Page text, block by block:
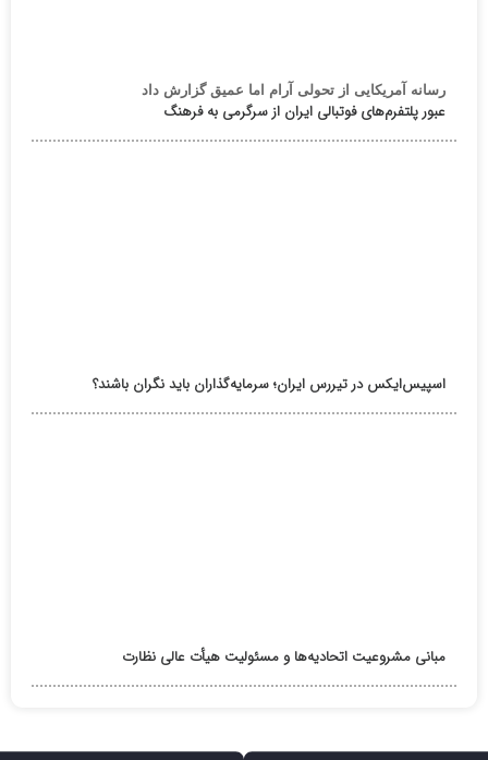
رسانه آمریکایی از تحولی آرام اما عمیق گزارش داد
عبور پلتفرم‌های فوتبالی ایران از سرگرمی به فرهنگ
اسپیس‌ایکس در تیررس ایران؛ سرمایه‌گذاران باید نگران باشند؟
مبانی مشروعیت اتحادیه‌ها و مسئولیت هیأت عالی نظارت